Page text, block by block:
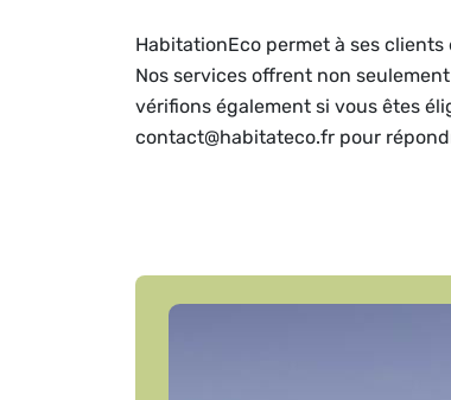
HabitationEco permet à ses
Nos services offrent non
vérifions également si vous êtes
contact@habitateco.fr pour